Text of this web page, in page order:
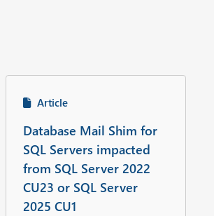
Article
Database Mail Shim for
SQL Servers impacted
from SQL Server 2022
CU23 or SQL Server
2025 CU1